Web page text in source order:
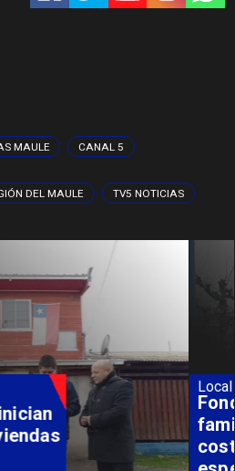
MAULE CANAL 5
DEL MAULE TV5 NOTICIAS
apoyo a